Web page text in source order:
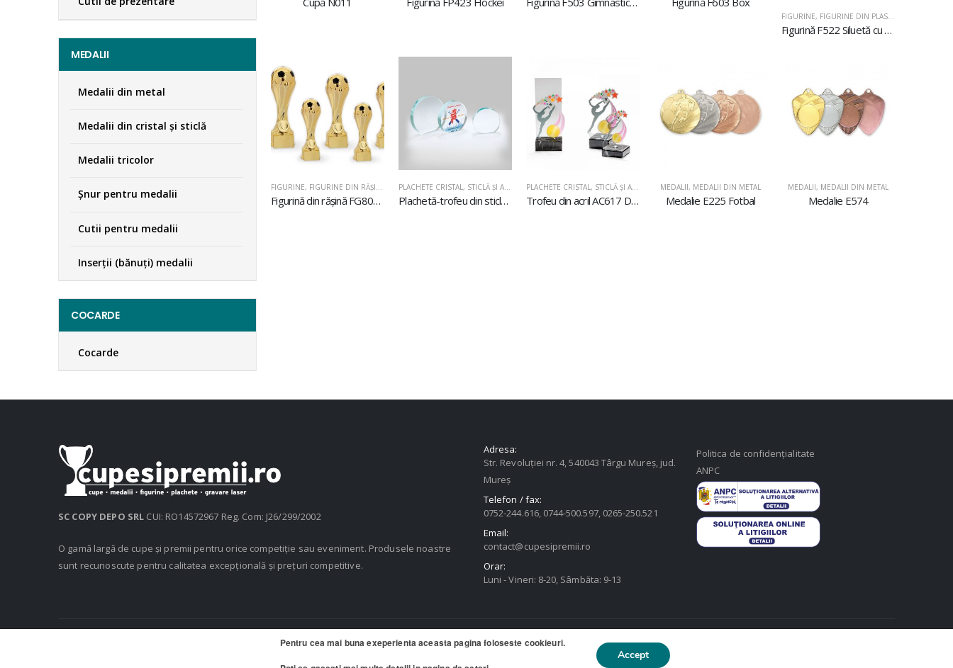
FIGURINE, FIGURINE DIN PLASTIC
Figurină F522 Siluetă cu stea
FIGURINE, FIGURINE DIN RĂŞINĂ
Figurină din rășină FG801 Fotbal
PLACHETE DIN STICLĂ
Plachetă-trofeu din sticlă U611
PLACHETE DIN ACRIL
Trofeu din acril AC617 Dans
MEDALII, MEDALII DIN METAL
Medalie E225 Fotbal
MEDALII, MEDALII DIN METAL
Medalie E574
MEDALII
Medalii din metal
Medalii din cristal şi sticlă
Medalii tricolor
Şnur pentru medalii
Cutii pentru medalii
Inserţii (bănuţi) medalii
COCARDE
Cocarde
SC COPY DEPO SRL CUI: RO14572967 Reg. Com: J26/299/2002
O gamă largă de cupe și premii pentru orice competiție sau eveniment. Produsele noastre
sunt recunoscute pentru calitatea excepțională și prețuri competitive.
Adresa:
Str. Revoluției nr. 4, 540043 Târgu Mureș, jud.
Mureș
Telefon / fax:
0752-244.616, 0744-500.597, 0265-250.521
Email:
contact@cupesipremii.ro
Orar:
Luni - Vineri: 8-20, Sâmbăta: 9-13
Politica de confidențialitate
ANPC
Pentru cea mai buna exeperienta aceasta pagina foloseste cookieuri.
Accept